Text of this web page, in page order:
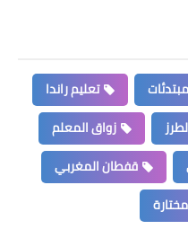
تعليم راندا
زواق المعلم
قفطان المغربي